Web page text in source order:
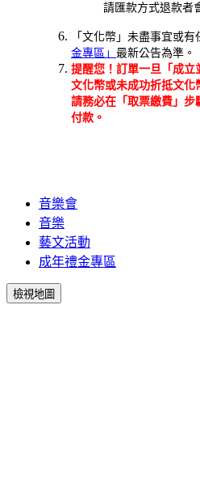
請匯款方式退款者
「文化幣」未盡事宜或
金專區」 最新公告為準。
提醒您！訂單一旦「成立
文化幣或未成功折抵文化
請務必在「取票繳費」步
付款。
音樂會
音樂
藝文活動
成年禮金專區
檢視地圖